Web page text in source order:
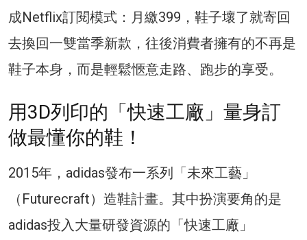
成Netflix訂閱模式：月繳399，鞋子壞了就寄回
去換回一雙當季新款，往後消費者擁有的不再是
鞋子本身，而是輕鬆愜意走路、跑步的享受。
用3D列印的「快速工廠」量身訂
做最懂你的鞋！
2015年，adidas發布一系列「未來工藝」
（Futurecraft）造鞋計畫。其中扮演要角的是
adidas投入大量研發資源的「快速工廠」